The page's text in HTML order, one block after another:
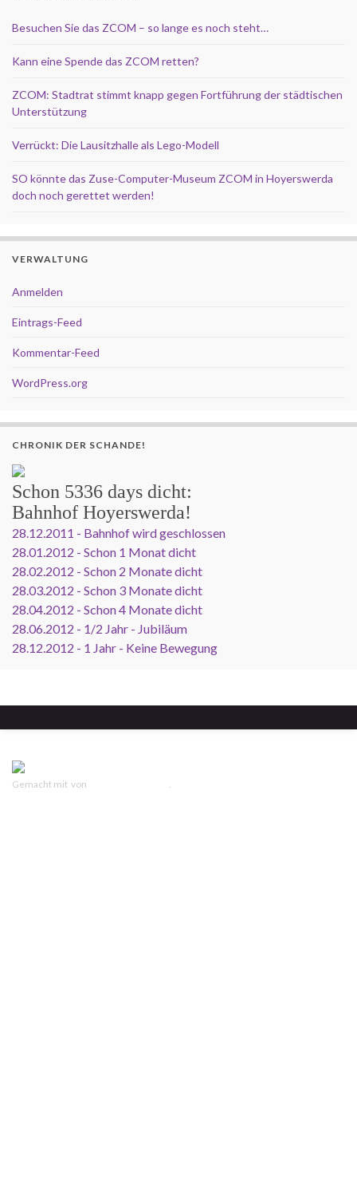
Besuchen Sie das ZCOM – so lange es noch steht…
Kann eine Spende das ZCOM retten?
ZCOM: Stadtrat stimmt knapp gegen Fortführung der städtischen
Unterstützung
Verrückt: Die Lausitzhalle als Lego-Modell
SO könnte das Zuse-Computer-Museum ZCOM in Hoyerswerda
doch noch gerettet werden!
VERWALTUNG
Anmelden
Eintrags-Feed
Kommentar-Feed
WordPress.org
CHRONIK DER SCHANDE!
Schon 5336 days dicht:
Bahnhof Hoyerswerda!
28.12.2011 - Bahnhof wird geschlossen
28.01.2012 - Schon 1 Monat dicht
28.02.2012 - Schon 2 Monate dicht
28.03.2012 - Schon 3 Monate dicht
28.04.2012 - Schon 4 Monate dicht
28.06.2012 - 1/2 Jahr - Jubiläum
28.12.2012 - 1 Jahr - Keine Bewegung
Gemacht mit von .